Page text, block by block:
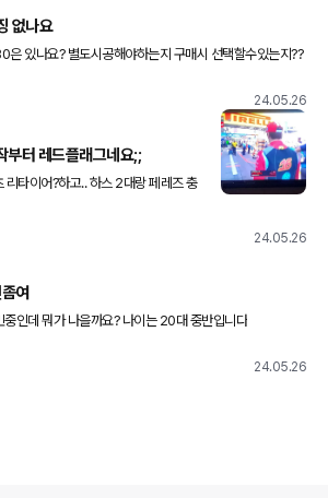
없나요
있나요? 별도시공해야하는지 구매시 선택할수있는지??
요???
24.05.26
부터 레드플래그네요;;
리타이어?하고.. 하스 2대랑 페레즈 충
다행히 운전자글 무사) 하스는 시
24.05.26
여
인데 뭐가 나을까요? 나이는 20대 중반입니다
24.05.26